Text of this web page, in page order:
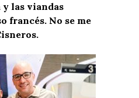
y las viandas
francés. No se me